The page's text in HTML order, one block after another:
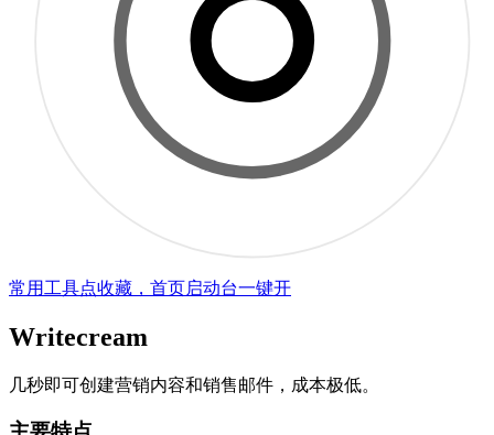
常用工具点收藏，首页启动台一键开
Writecream
几秒即可创建营销内容和销售邮件，成本极低。